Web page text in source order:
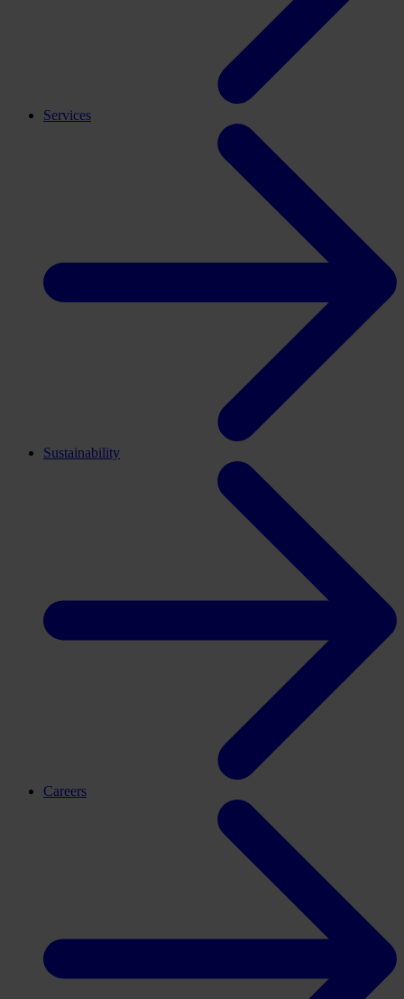
Services
Sustainability
Careers